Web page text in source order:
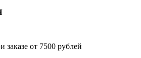
заказе от 7500 рублей